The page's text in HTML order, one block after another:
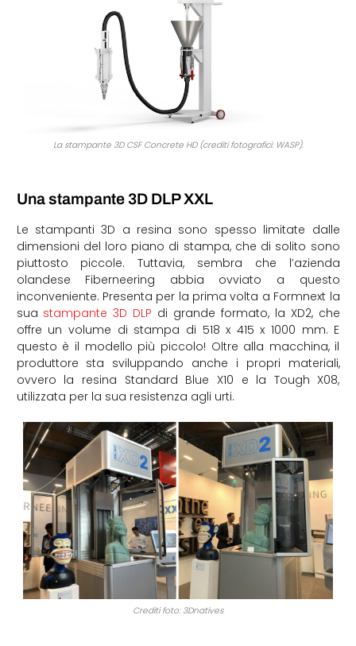
La stampante 3D CSF Concrete HD (crediti fotografici: WASP).
Una stampante 3D DLP XXL
Le stampanti 3D a resina sono spesso limitate dalle
dimensioni del loro piano di stampa, che di solito sono
piuttosto piccole. Tuttavia, sembra che l’azienda
olandese Fiberneering abbia ovviato a questo
inconveniente. Presenta per la prima volta a Formnext la
sua stampante 3D DLP di grande formato, la XD2, che
offre un volume di stampa di 518 x 415 x 1000 mm. E
questo è il modello più piccolo! Oltre alla macchina, il
produttore sta sviluppando anche i propri materiali,
ovvero la resina Standard Blue X10 e la Tough X08,
utilizzata per la sua resistenza agli urti.
Crediti foto: 3Dnatives